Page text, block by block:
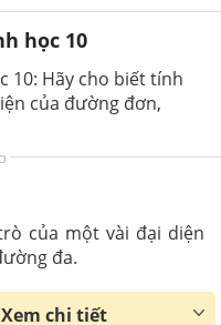
học 10
10: Hãy cho biết tính
của đường đơn,
của một vài đại diện
đa.
chi tiết